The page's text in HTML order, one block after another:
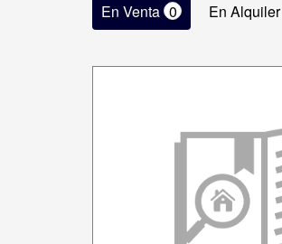
En Venta 0 En Alquiler